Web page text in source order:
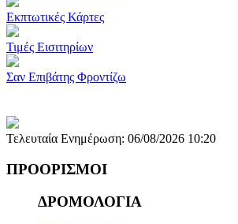
Εκπτωτικές Κάρτες
Τιμές Εισιτηρίων
Σαν Επιβάτης Φροντίζω
Τελευταία Ενημέρωση: 06/08/2026 10:20
ΠΡΟΟΡΙΣΜΟΙ
ΔΡΟΜΟΛΟΓΙΑ